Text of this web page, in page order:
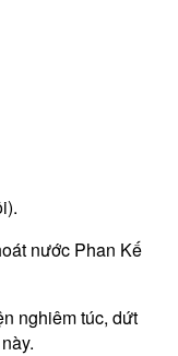
nước Phan Kế
nghiêm túc, dứt